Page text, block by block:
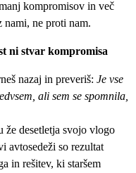
kompromisov in več
nami, ne proti nam.
ni stvar kompromisa
nazaj in preveriš: Je vse
ali sem se spomnila,
že desetletja svojo vlogo
avtosedeži so rezultat
in rešitev, ki staršem